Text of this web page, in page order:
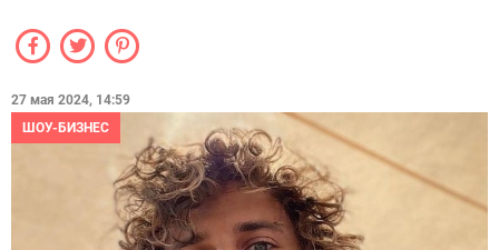
27 мая 2024, 14:59
ШОУ-БИЗНЕС